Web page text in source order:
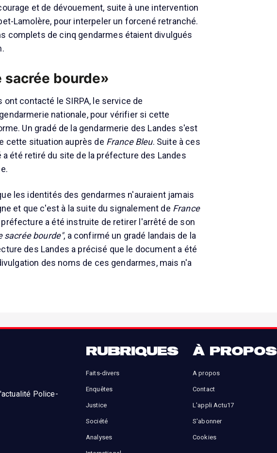
et de dévouement, suite à une intervention
Lamolère, pour interpeler un forcené retranché.
complets de cinq gendarmes étaient divulgués
sacrée bourde»
contacté le SIRPA, le service de
nationale, pour vérifier si cette
Un gradé de la gendarmerie des Landes s'est
cette situation auprès de France Bleu. Suite à ces
été retiré du site de la préfecture des Landes
les identités des gendarmes n'auraient jamais
et que c'est à la suite du signalement de France
a été instruite de retirer l'arrêté de son
sacrée bourde", a confirmé un gradé landais de la
des Landes a précisé que le document a été
des noms de ces gendarmes, mais n'a
Police-
RUBRIQUES
Faits-divers
Enquêtes
Justice
Société
Analyses
À PROPOS
A propos
Contact
L'appli Actu17
S'abonner
Cookies